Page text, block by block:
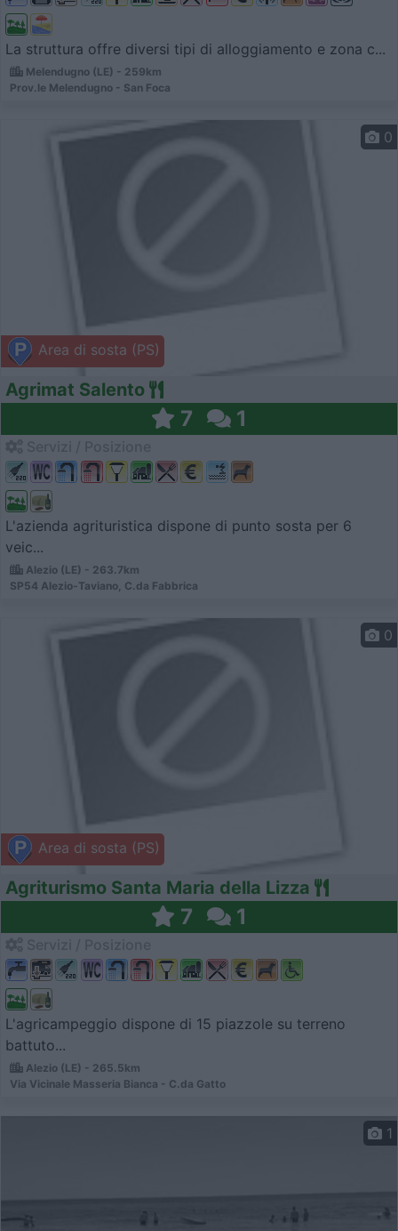
La struttura offre diversi tipi di alloggiamento e zona c...
Melendugno (LE) - 259km
Prov.le Melendugno - San Foca
Area di sosta (PS)
0
Agrimat Salento
7 1
L'azienda agrituristica dispone di punto sosta per 6
veic...
Alezio (LE) - 263.7km
SP54 Alezio-Taviano, C.da Fabbrica
Area di sosta (PS)
0
Agriturismo Santa Maria della Lizza
7 1
L'agricampeggio dispone di 15 piazzole su terreno
battuto...
Alezio (LE) - 265.5km
Via Vicinale Masseria Bianca - C.da Gatto
1